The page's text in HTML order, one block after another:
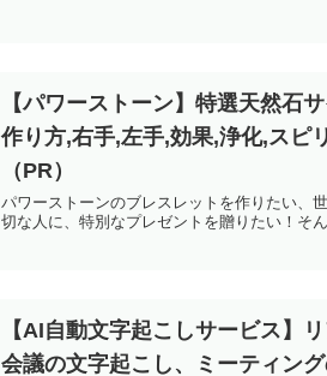
【パワーストーン】特選天然石
作り方,右手,左手,効果,浄化,スピ
（PR）
パワーストーンのブレスレットを作りたい、
切な人に、特別なプレゼントを贈りたい！そ
【AI自動文字起こしサービス】
会議の文字起こし、ミーティング